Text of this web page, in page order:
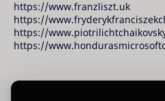
https://www.franzliszt.uk
https://
https://
https://